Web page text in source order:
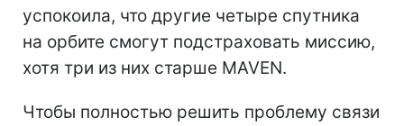
успокоила, что другие четыре спутника
на орбите смогут подстраховать миссию,
хотя три из них старше MAVEN.
Чтобы полностью решить проблему связи